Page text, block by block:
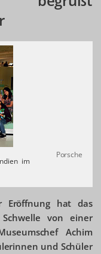
Porsche
im
Eröffnung hat das
von einer
Achim
und Schüler